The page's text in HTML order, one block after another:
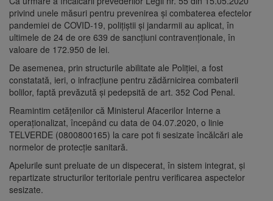
privind unele măsuri pentru prevenirea și combaterea efectelor
pandemiei de COVID-19, polițiștii și jandarmii au aplicat, în
ultimele de 24 de ore 639 de sancţiuni contravenţionale, în
valoare de 172.950 de lei.
De asemenea, prin structurile abilitate ale Poliției, a fost
constatată, ieri, o infracțiune pentru zădărnicirea combaterii
bolilor, faptă prevăzută și pedepsită de art. 352 Cod Penal.
Reamintim cetățenilor că Ministerul Afacerilor Interne a
operaționalizat, începând cu data de 04.07.2020, o linie
TELVERDE (0800800165) la care pot fi sesizate încălcări ale
normelor de protecție sanitară.
Apelurile sunt preluate de un dispecerat, în sistem integrat, și
repartizate structurilor teritoriale pentru verificarea aspectelor
sesizate.